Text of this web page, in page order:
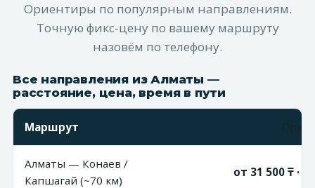
Ориентиры по популярным направлениям.
Точную фикс-цену по вашему маршруту
назовём по телефону.
Все направления из Алматы —
расстояние, цена, время в пути
Маршрут
Алматы — Конаев /
Капшагай (~70 км)
от 31 500 ₸ ·